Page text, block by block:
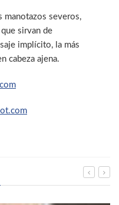
manotazos severos,
sirvan de
implícito, la más
cabeza ajena.